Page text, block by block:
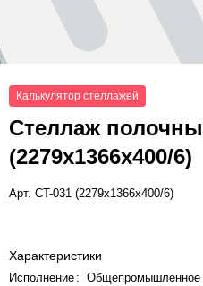
Калькулятор стеллажей
Стеллаж
(2279x1366x400/6)
Арт.СT-031 (2279x1366x400/6)
Характеристики
Исполнение :
Общепромышленное